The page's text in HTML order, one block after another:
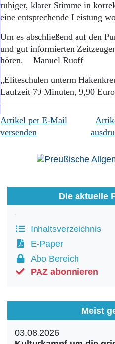
ruhiger, klarer Stimme in
eine entsprechende Leistung
Um es abschließend auf den
und gut informierten
hören. Manuel Ruoff
„Eliteschulen unterm
Laufzeit 79 Minuten, 9,90 Euro
Artikel per E-Mail
versenden
Die aktuelle
Inhaltsverzeichnis
E-Paper
Abo Bereich
PAZ abonnieren
Meist
03.08.2026